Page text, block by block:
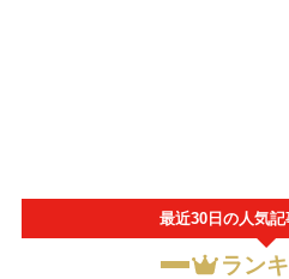
最近30日の人気
ラン